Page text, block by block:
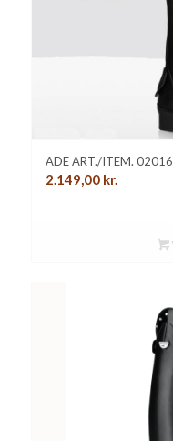
ADE ART./ITEM. 02016
2.149,00 kr.